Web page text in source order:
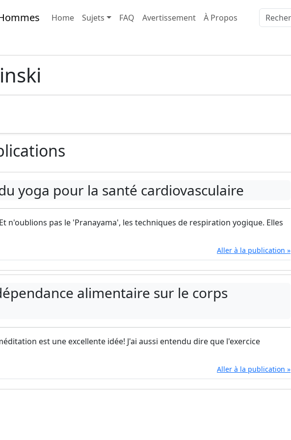
Home Sujets FAQ Avertissement À Propos
yoga pour la santé cardiovasculaire
n'oublions pas le 'Pranayama', les techniques de respiration yogique. Elles
Aller à la publication »
alimentaire sur le corps
est une excellente idée! J'ai aussi entendu dire que l'exercice
Aller à la publication »